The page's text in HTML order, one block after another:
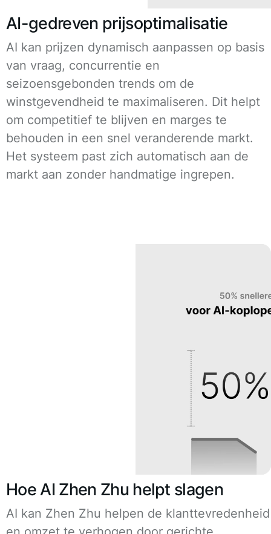
AI-gedreven prijsoptimalisatie
AI kan prijzen dynamisch aanpassen op basis
van vraag, concurrentie en
seizoensgebonden trends om de
winstgevendheid te maximaliseren. Dit helpt
om competitief te blijven en marges te
behouden in een snel veranderende markt.
Het systeem past zich automatisch aan de
markt aan zonder handmatige ingrepen.
Hoe AI Zhen Zhu helpt slagen
AI kan Zhen Zhu helpen de klanttevredenheid